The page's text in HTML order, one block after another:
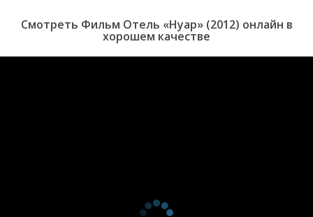
Смотреть Фильм Отель «Нуар» (2012) онлайн в
хорошем качестве